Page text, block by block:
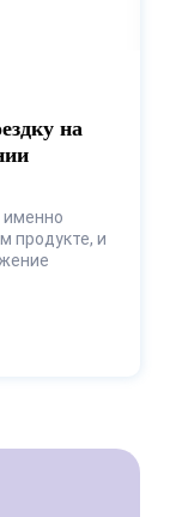
на
именно
продукте, и